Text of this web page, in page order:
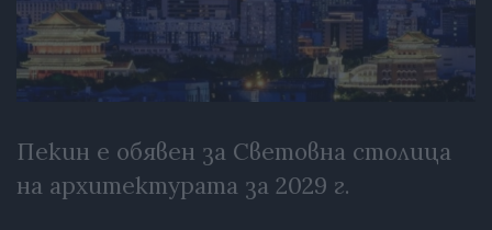
Пекин е обявен за Световна столица
на архитектурата за 2029 г.